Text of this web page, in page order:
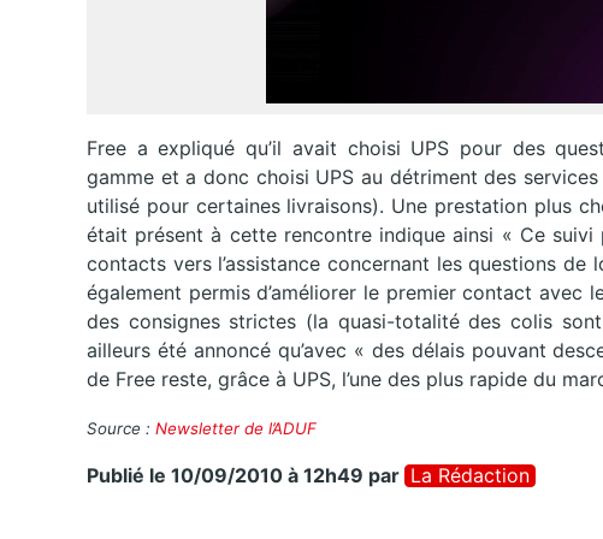
Free a expliqué qu’il avait choisi UPS pour des
gamme et a donc choisi UPS au détriment des
utilisé pour certaines livraisons). Une prestation plus
était présent à cette rencontre indique ainsi « Ce
contacts vers l’assistance concernant les questions
également permis d’améliorer le premier contact avec
des consignes strictes (la quasi-totalité des colis
ailleurs été annoncé qu’avec « des délais pouvant
de Free reste, grâce à UPS, l’une des plus rapide du
Source : Newsletter de l’ADUF
Publié le 10/09/2010 à 12h49 par La Rédaction